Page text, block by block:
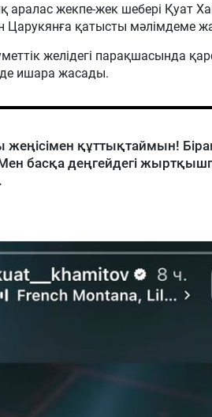
аралас жекпе-жек шебері Қуат
Царукянға қатысты мәлімдеме
желідегі парақшасында
ишара жасады.
құттықтаймын!
басқа деңгейдегі